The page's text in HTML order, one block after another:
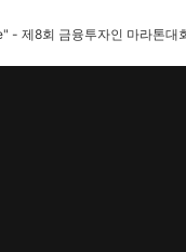
제8회 금융투자인 마라톤대